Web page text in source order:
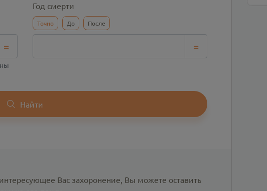
=
Год смерти
Точно До После
=
Найти
Вас захоронение, Вы можете оставить